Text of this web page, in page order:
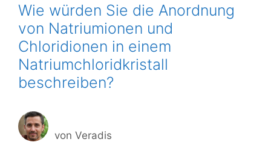
Wie würden Sie die Anordnung
von Natriumionen und
Chloridionen in einem
Natriumchloridkristall
beschreiben?
von Veradis